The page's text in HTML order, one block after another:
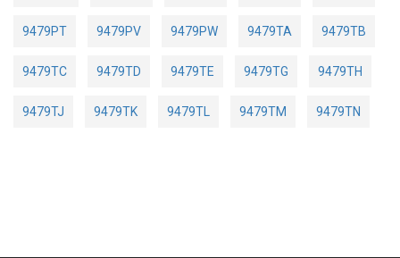
9479PT 9479PV 9479PW 9479TA 9479TB
9479TC 9479TD 9479TE 9479TG 9479TH
9479TJ 9479TK 9479TL 9479TM 9479TN